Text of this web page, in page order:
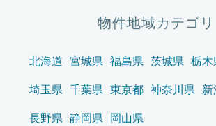
物件地域カテゴリ
北海道 宮城県 福島県 茨城県 栃木
埼玉県 千葉県 東京都 神奈川県
長野県 静岡県 岡山県